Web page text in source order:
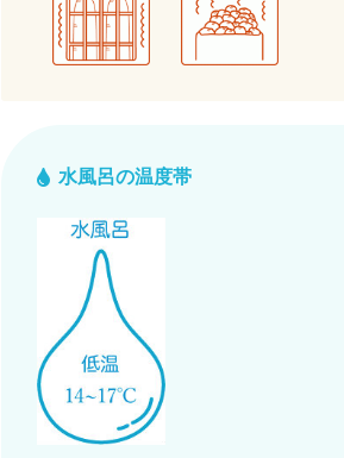
水風呂の温度帯